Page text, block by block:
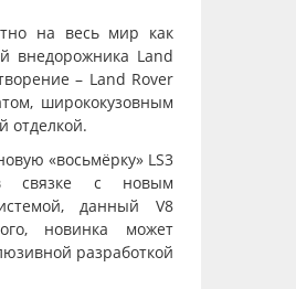
на весь мир как
внедорожника Land
– Land Rover
ширококузовным
отделкой.
«восьмёрку» LS3
в связке с новым
данный V8
новинка может
разработкой